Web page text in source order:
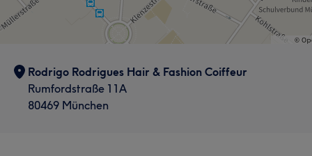
Rodrigo Rodrigues Hair & Fashion Coiffeur
Rumfordstraße 11A
80469 München